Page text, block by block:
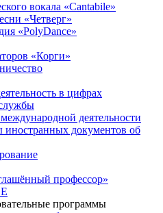
вокала «Cantabile»
«Четверг»
«PolyDance»
«Корги»
в цифрах
деятельности
иностранных документов об
профессор»
программы